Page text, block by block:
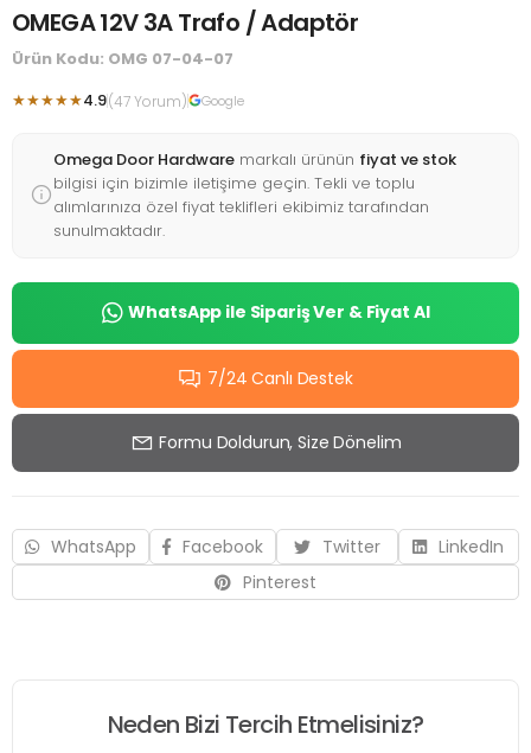
OMEGA 12V 3A Trafo / Adaptör
Ürün Kodu: OMG 07-04-07
★★★★★4.9(47 Yorum) Google
Omega Door Hardware markalı ürünün fiyat ve stok
bilgisi için bizimle iletişime geçin. Tekli ve toplu
alımlarınıza özel fiyat teklifleri ekibimiz tarafından
sunulmaktadır.
WhatsApp ile Sipariş Ver & Fiyat Al
7/24 Canlı Destek
Formu Doldurun, Size Dönelim
WhatsApp Facebook Twitter
LinkedIn
Pinterest
Neden Bizi Tercih Etmelisiniz?